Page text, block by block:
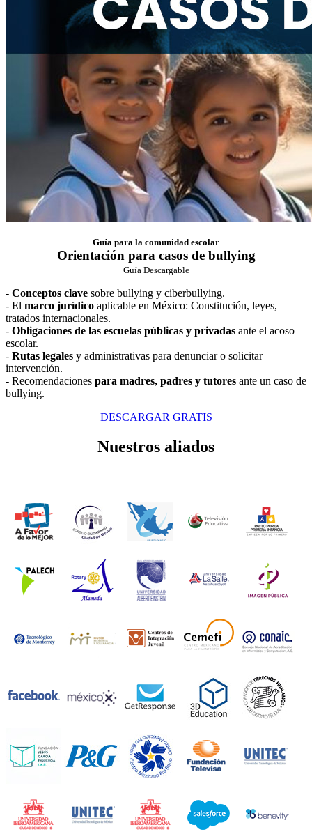
Guía para la comunidad escolar
Orientación para casos de bullying
Guía Descargable
- Conceptos clave sobre bullying y ciberbullying.
- El marco jurídico aplicable en México: Constitución, leyes,
tratados internacionales.
- Obligaciones de las escuelas públicas y privadas ante el acoso
escolar.
- Rutas legales y administrativas para denunciar o solicitar
intervención.
- Recomendaciones para madres, padres y tutores ante un caso de
bullying.
DESCARGAR GRATIS
Nuestros aliados